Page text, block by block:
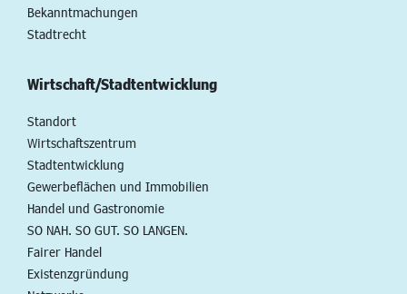
Bekanntmachungen
Stadtrecht
Wirtschaft/Stadtentwicklung
Standort
Wirtschaftszentrum
Stadtentwicklung
Gewerbeflächen und Immobilien
Handel und Gastronomie
SO NAH. SO GUT. SO LANGEN.
Fairer Handel
Existenzgründung